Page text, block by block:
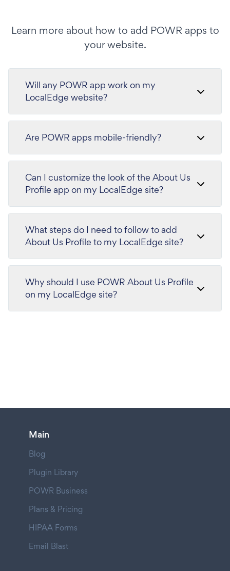
Learn more about how to add POWR apps to
your website.
Will any POWR app work on my
LocalEdge website?
Are POWR apps mobile-friendly?
Can I customize the look of the About Us
Profile app on my LocalEdge site?
What steps do I need to follow to add
About Us Profile to my LocalEdge site?
Why should I use POWR About Us Profile
on my LocalEdge site?
Main
Blog
Plugin Library
POWR Business
Plans & Pricing
HIPAA Forms
Email Blast